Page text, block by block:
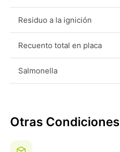
Residuo a la ignición
Recuento total en placa
Salmonella
Otras Condiciones